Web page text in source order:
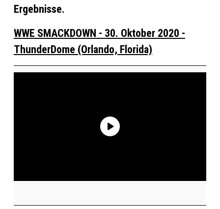
Ergebnisse.
WWE SMACKDOWN - 30. Oktober 2020 -
ThunderDome (Orlando, Florida)